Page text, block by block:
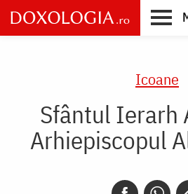
Skip
to
main
Icoane
Sfântul Ierarh
Arhiepiscopul